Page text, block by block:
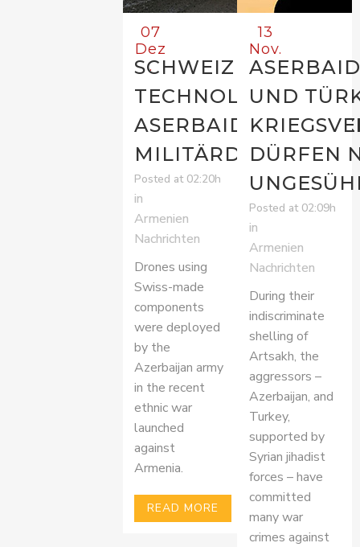
07
Dez
.
SCHWEIZER
TECHNOLOGIE FÜR
MILITÄRDROHNEN
Posted at 02:20h
in
Armenien
Nachrichten
Drones using
Swiss-made
components
were deployed
by the
Azerbaijan army
in the recent
ethnic war
launched
against
Armenia.
READ MORE
13
Nov.
UND
DÜRFEN
Posted at 02:09h
in
Armenien
Nachrichten
During their
indiscriminate
shelling of
Artsakh, the
aggressors –
Azerbaijan, and
Turkey,
supported by
Syrian jihadist
forces – have
committed
many war
crimes against